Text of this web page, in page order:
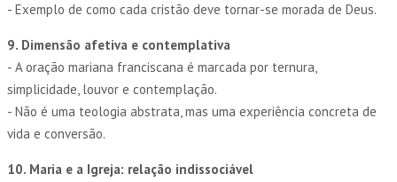
- Exemplo de como cada cristão deve tornar-se morada de Deus.
9. Dimensão afetiva e contemplativa
- A oração mariana franciscana é marcada por ternura,
simplicidade, louvor e contemplação.
- Não é uma teologia abstrata, mas uma experiência concreta de
vida e conversão.
10. Maria e a Igreja: relação indissociável